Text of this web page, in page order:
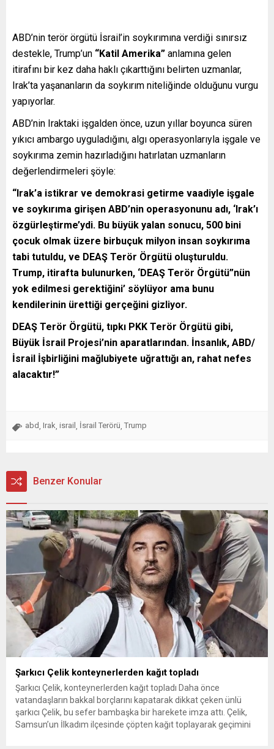
ABD’nin terör örgütü İsrail’in soykırımına verdiği sınırsız
destekle, Trump’un “Katil Amerika” anlamına gelen
itirafını bir kez daha haklı çıkarttığını belirten uzmanlar,
Irak’ta yaşananların da soykırım niteliğinde olduğunu vurgu
yapıyorlar.
ABD’nin Iraktaki işgalden önce, uzun yıllar boyunca süren
yıkıcı ambargo uyguladığını, algı operasyonlarıyla işgale ve
soykırıma zemin hazırladığını hatırlatan uzmanların
değerlendirmeleri şöyle:
“Irak’a istikrar ve demokrasi getirme vaadiyle işgale
ve soykırıma girişen ABD’nin operasyonunu adı, ‘Irak’ı
özgürleştirme’ydi. Bu büyük yalan sonucu, 500 bini
çocuk olmak üzere birbuçuk milyon insan soykırıma
tabi tutuldu, ve DEAŞ Terör Örgütü oluşturuldu.
Trump, itirafta bulunurken, ‘DEAŞ Terör Örgütü”nün
yok edilmesi gerektiğini’ söylüyor ama bunu
kendilerinin ürettiği gerçeğini gizliyor.
DEAŞ Terör Örgütü, tıpkı PKK Terör Örgütü gibi,
Büyük İsrail Projesi’nin aparatlarından. İnsanlık, ABD/
İsrail İşbirliğini mağlubiyete uğrattığı an, rahat nefes
alacaktır!”
abd Irak israil İsrail Terörü Trump
Benzer Konular
Şarkıcı Çelik konteynerlerden kağıt topladı
Şarkıcı Çelik, konteynerlerden kağıt topladı Daha önce
vatandaşların bakkal borçlarını kapatarak dikkat çeken ünlü
şarkıcı Çelik, bu sefer bambaşka bir harekete imza attı. Çelik,
Samsun’un İlkadım ilçesinde çöpten kağıt toplayarak geçimini